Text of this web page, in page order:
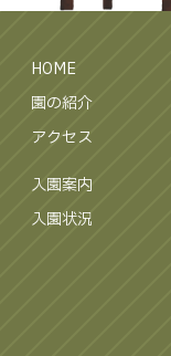
HOME
園の紹介
アクセス
入園案内
入園状況